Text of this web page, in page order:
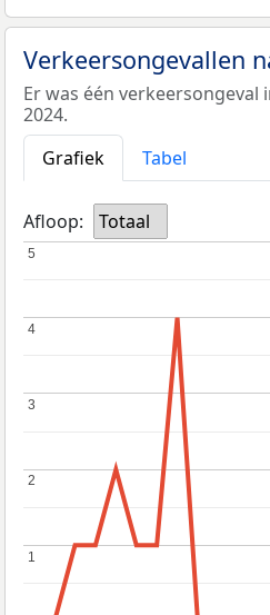
Verkeersongevallen
Er was één verkeersongeval
2024.
Grafiek
Tabel
Afloop: Totaal
1
1
2
2
3
3
4
4
5
5